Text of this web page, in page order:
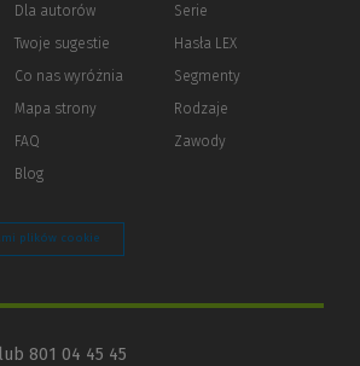
(Nowe
(Link
Dla autorów(Nowe
(Link
innej
Twoje sugestie
Co nas wyróżnia
Mapa strony
FAQ
Blog
Serie
Hasła LEX
Segmenty
Rodzaje
Zawody
plików cookie
801 04 45 45